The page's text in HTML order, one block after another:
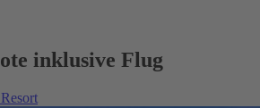
inklusive Flug